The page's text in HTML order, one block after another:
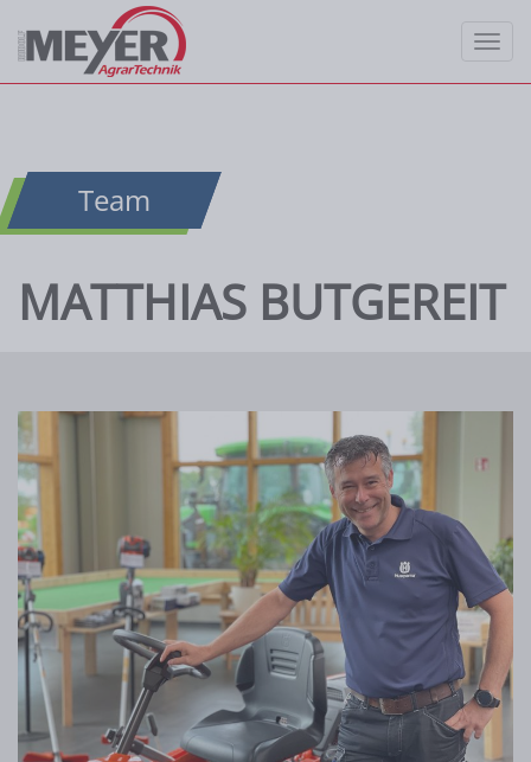
Matthias Butgereit -
»Team»
Team
MATTHIAS BUTGEREIT